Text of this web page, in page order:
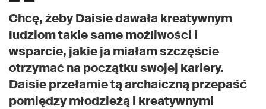
Chcę, żeby Daisie dawała kreatywnym
ludziom takie same możliwości i
wsparcie, jakie ja miałam szczęście
otrzymać na początku swojej kariery.
Daisie przełamie tą archaiczną przepaść
pomiędzy młodzieżą i kreatywnymi